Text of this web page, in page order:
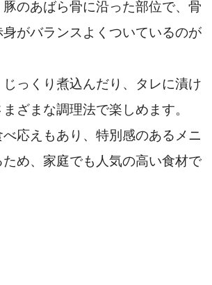
のあばら骨に沿った部位で、骨
がバランスよくついているのが
じっくり煮込んだり、タレに漬け
ざまな調理法で楽しめます。
応えもあり、特別感のあるメニ
め、家庭でも人気の高い食材で